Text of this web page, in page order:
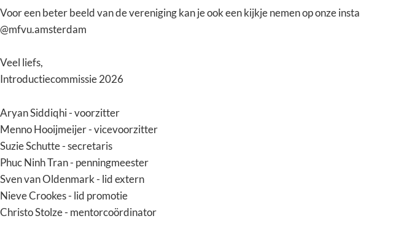
Voor een beter beeld van de vereniging kan je ook een kijkje nemen op onze insta
@mfvu.amsterdam
Veel liefs,
Introductiecommissie 2026
Aryan Siddiqhi - voorzitter
Menno Hooijmeijer - vicevoorzitter
Suzie Schutte - secretaris
Phuc Ninh Tran - penningmeester
Sven van Oldenmark - lid extern
Nieve Crookes - lid promotie
Christo Stolze - mentorcoördinator